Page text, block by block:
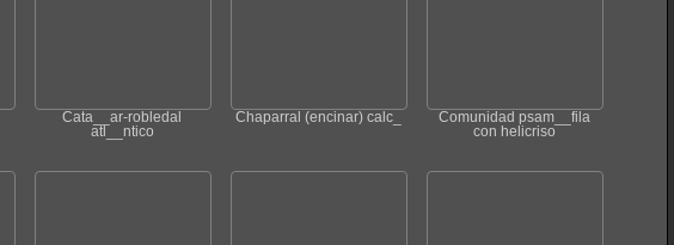
Cata__ar-robledal
atl__ntico
Chaparral (encinar) calc_
Comunidad psam__fila
con helicriso